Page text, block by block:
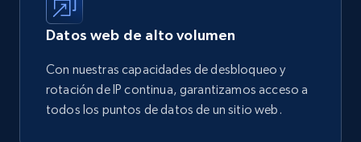
Datos web de alto volumen
Con nuestras capacidades de desbloqueo y
rotación de IP continua, garantizamos acceso a
todos los puntos de datos de un sitio web.